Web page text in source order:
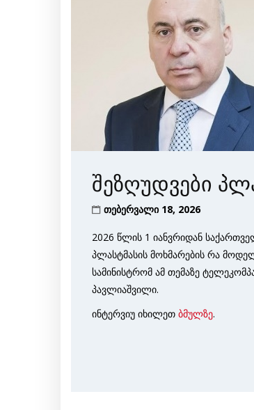
შეზღუდვები
თებერვალი 18, 2026
2026 წლის 1 იანვრიდან
პლასტმასის მოხმარების რა
სამინისტრომ ამ თემაზე
პავლიაშვილი.
ინტერვიუ იხილეთ ბმულზე.